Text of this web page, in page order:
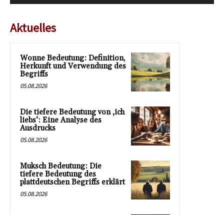
Aktuelles
Wonne Bedeutung: Definition,
Herkunft und Verwendung des
Begriffs
05.08.2026
Die tiefere Bedeutung von ‚ich
liebs‘: Eine Analyse des
Ausdrucks
05.08.2026
Muksch Bedeutung: Die
tiefere Bedeutung des
plattdeutschen Begriffs erklärt
05.08.2026